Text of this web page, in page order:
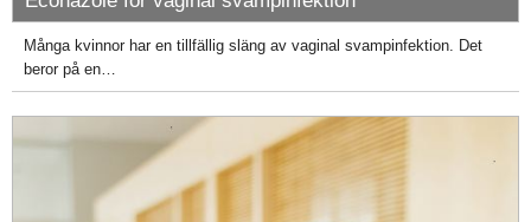
Många kvinnor har en tillfällig släng av vaginal svampinfektion. Det
beror på en…